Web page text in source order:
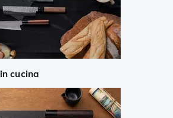
cucina